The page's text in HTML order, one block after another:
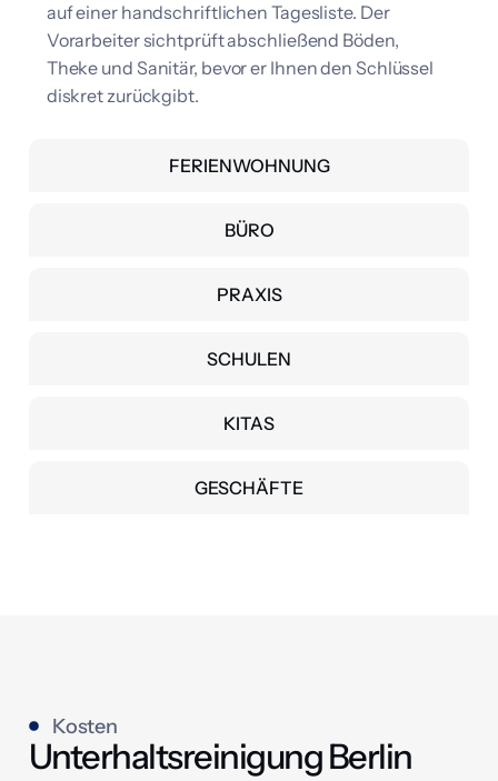
FERIENWOHNUNG
BÜRO
PRAXIS
SCHULEN
KITAS
GESCHÄFTE
auf einer handschriftlichen Tagesliste. Der
Vorarbeiter sichtprüft abschließend Böden,
Theke und Sanitär, bevor er Ihnen den Schlüssel
diskret zurückgibt.
Kosten
Unterhaltsreinigung Berlin